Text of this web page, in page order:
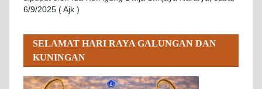
6/9/2025 ( Ajk )
SELAMAT HARI RAYA GALUNGAN DAN
KUNINGAN